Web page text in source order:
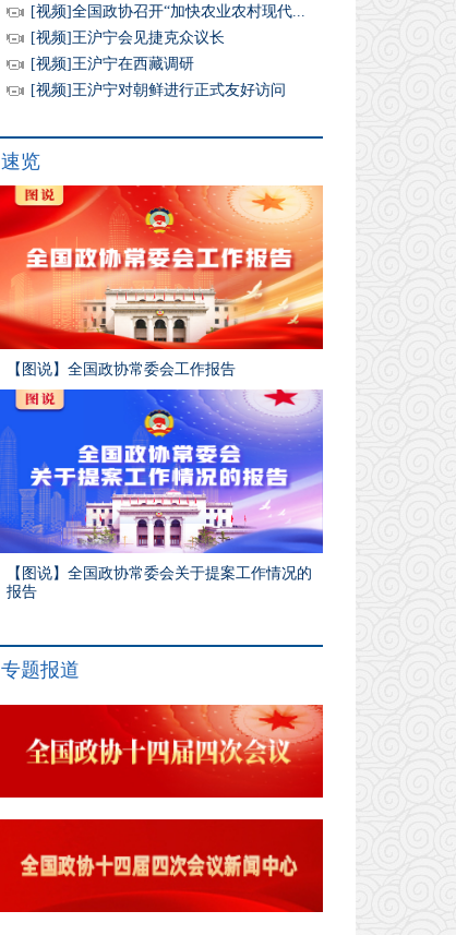
[视频]全国政协召开“加快农业农村现代...
[视频]王沪宁会见捷克众议长
[视频]王沪宁在西藏调研
[视频]王沪宁对朝鲜进行正式友好访问
速览
【图说】全国政协常委会工作报告
【图说】全国政协常委会关于提案工作情况的
报告
专题报道